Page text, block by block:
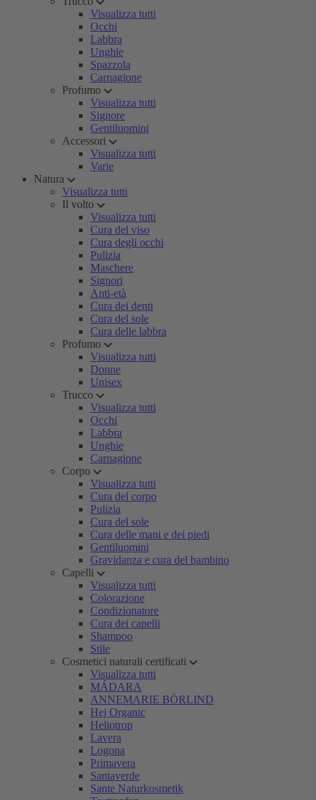
Visualizza tutti
Occhi
Labbra
Unghie
Spazzola
Carnagione
Profumo
Visualizza tutti
Signore
Gentiluomini
Accessori
Visualizza tutti
Varie
Natura
Visualizza tutti
Il volto
Visualizza tutti
Cura del viso
Cura degli occhi
Pulizia
Maschere
Signori
Anti-età
Cura dei denti
Cura del sole
Cura delle labbra
Profumo
Visualizza tutti
Donne
Unisex
Trucco
Visualizza tutti
Occhi
Labbra
Unghie
Carnagione
Corpo
Visualizza tutti
Cura del corpo
Pulizia
Cura del sole
Cura delle mani e dei piedi
Gentiluomini
Gravidanza e cura del bambino
Capelli
Visualizza tutti
Colorazione
Condizionatore
Cura dei capelli
Shampoo
Stile
Cosmetici naturali certificati
Visualizza tutti
MÁDARA
ANNEMARIE BÖRLIND
Hej Organic
Heliotrop
Lavera
Logona
Primavera
Santaverde
Sante Naturkosmetik